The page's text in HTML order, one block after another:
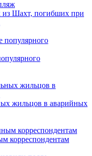
из Шахт, погибших при
жильцов в аварийных
корреспондентам